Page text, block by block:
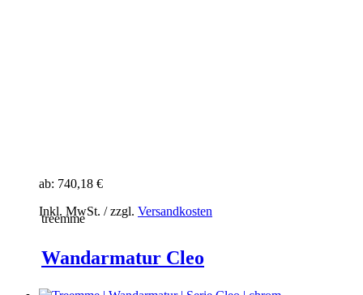
ab: 740,18 €
Inkl. MwSt. / zzgl. Versandkosten
treemme
Wandarmatur Cleo